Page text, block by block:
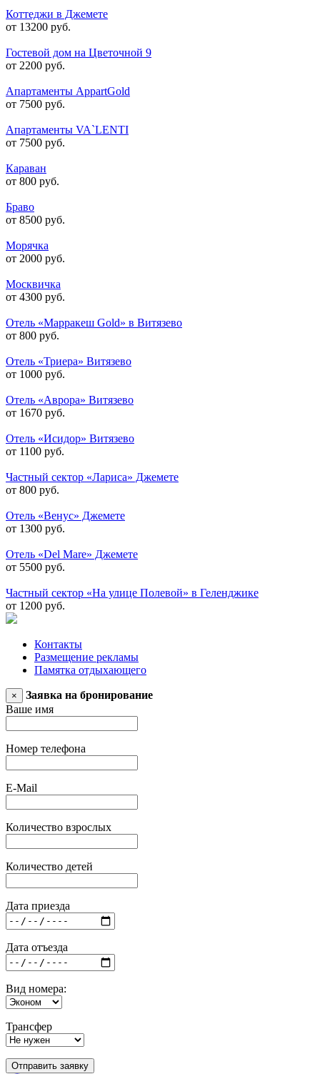
Коттеджи в Джемете
от 13200 руб.
Гостевой дом на Цветочной 9
от 2200 руб.
Апартаменты AppartGold
от 7500 руб.
Апартаменты VA`LENTI
от 7500 руб.
Караван
от 800 руб.
Браво
от 8500 руб.
Морячка
от 2000 руб.
Москвичка
от 4300 руб.
Отель «Марракеш Gold» в Витязево
от 800 руб.
Отель «Триера» Витязево
от 1000 руб.
Отель «Аврора» Витязево
от 1670 руб.
Отель «Исидор» Витязево
от 1100 руб.
Частный сектор «Лариса» Джемете
от 800 руб.
Отель «Венус» Джемете
от 1300 руб.
Отель «Del Mare» Джемете
от 5500 руб.
Частный сектор «На улице Полевой» в Геленджике
от 1200 руб.
Контакты
Размещение рекламы
Памятка отдыхающего
×
Заявка на бронирование
Ваше имя
Номер телефона
E-Mail
Количество взрослых
Количество детей
Дата приезда
Дата отъезда
Вид номера:
Трансфер
Отправить заявку